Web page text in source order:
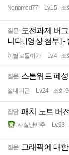
Nonamed77 Lv.15 조
질문 도전과제 버
니다. [영상 첨부] -
이별로돌아가 Lv.4 조
질문 스톤워드 폐
절대피곤 Lv.24 조회
잡담 패치 노트 버
사실난배추 Lv.93
질문 그래픽에 대